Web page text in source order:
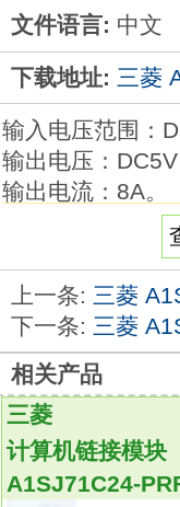
文件语言: 中文
下载地址: 三菱
输入电压范围：
输出电压：DC5V
输出电流：8A。
I/O点数是PLC的
合理选择I/O点
又可使系统总投
PLC的输入输出
需控制的模拟量
来确定，
一般一个输入/输
A1SJ71AT21B
考虑到今后的调
一般应在估计的
上一条: 三菱
下一条: 三菱
相关产品
三菱
计算机链接模块
A1SJ71C24-